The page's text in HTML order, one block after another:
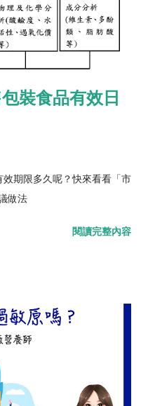
裝食品有效日
期限多久呢？快來看看「市
做法
閱讀完整內容